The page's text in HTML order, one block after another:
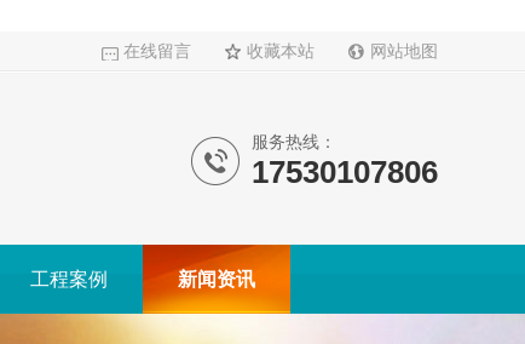
在线留言 收藏本站 网站地图
服务热线：
17530107806
工程案例 新闻资讯